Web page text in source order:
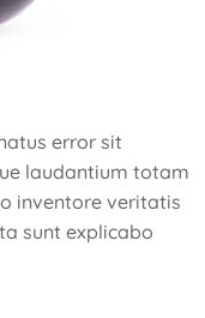
error sit
laudantium totam
inventore veritatis
sunt explicabo